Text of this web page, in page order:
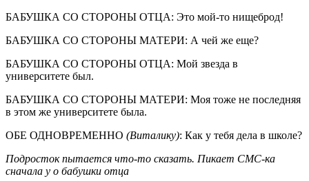
БАБУШКА СО СТОРОНЫ ОТЦА: Это мой-то нищеброд!
БАБУШКА СО СТОРОНЫ МАТЕРИ: А чей же еще?
БАБУШКА СО СТОРОНЫ ОТЦА: Мой звезда в
университете был.
БАБУШКА СО СТОРОНЫ МАТЕРИ: Моя тоже не последняя
в этом же университете была.
ОБЕ ОДНОВРЕМЕННО (Виталику): Как у тебя дела в школе?
Подросток пытается что-то сказать. Пикает СМС-ка
сначала у о бабушки отца